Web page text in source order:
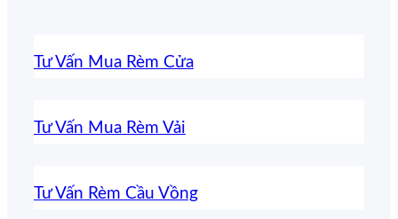
Tư Vấn Mua Rèm Cửa
Tư Vấn Mua Rèm Vải
Tư Vấn Rèm Cầu Vồng